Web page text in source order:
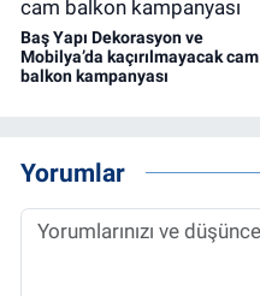
Baş Yapı Dekorasyon ve
Mobilya’da kaçırılmayacak cam
balkon kampanyası
Yorumlar